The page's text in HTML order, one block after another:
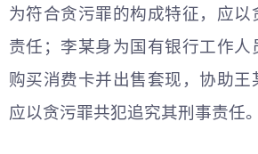
为符合贪污罪的构成特征，应以
责任；李某身为国有银行工作人
购买消费卡并出售套现，协助王
应以贪污罪共犯追究其刑事责任。